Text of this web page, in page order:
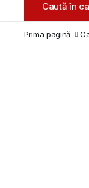
Caută în
Prima pagină